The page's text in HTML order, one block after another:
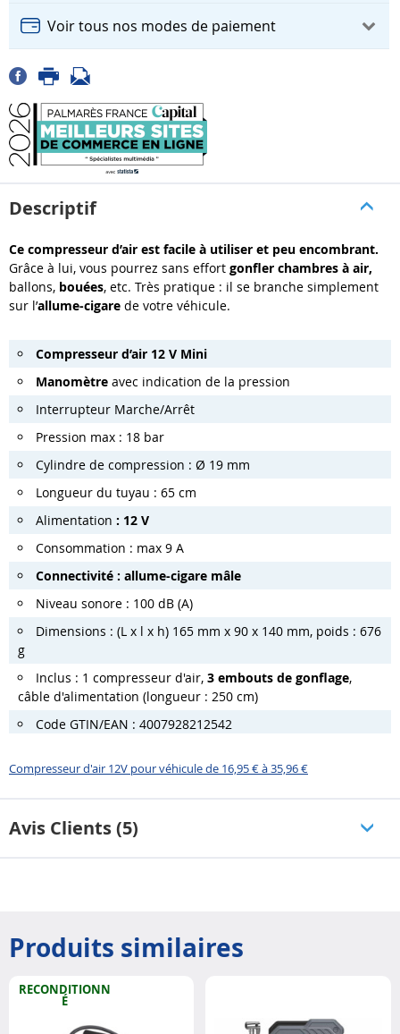
Voir tous nos modes de paiement
Descriptif
Ce compresseur d’air est facile à utiliser et peu encombrant.
Grâce à lui, vous pourrez sans effort gonfler chambres à air,
ballons, bouées, etc. Très pratique : il se branche simplement
sur l’allume-cigare de votre véhicule.
Compresseur d’air 12 V Mini
Manomètre avec indication de la pression
Interrupteur Marche/Arrêt
Pression max : 18 bar
Cylindre de compression : Ø 19 mm
Longueur du tuyau : 65 cm
Alimentation : 12 V
Consommation : max 9 A
Connectivité : allume-cigare mâle
Niveau sonore : 100 dB (A)
Dimensions : (L x l x h) 165 mm x 90 x 140 mm, poids : 676
g
Inclus : 1 compresseur d'air, 3 embouts de gonflage,
câble d'alimentation (longueur : 250 cm)
Code GTIN/EAN : 4007928212542
Compresseur d'air 12V pour véhicule de 16,95 € à 35,96 €
Avis Clients (5)
Produits similaires
RECONDITIONN
É